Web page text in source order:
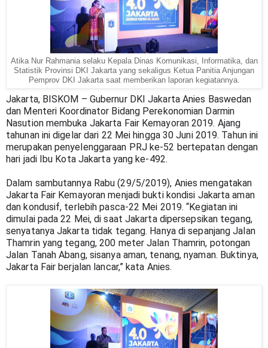
Atika Nur Rahmania selaku Kepala Dinas Komunikasi, Informatika, dan
Statistik Provinsi DKI Jakarta yang sekaligus Ketua Panitia Anjungan
Pemprov DKI Jakarta saat memberikan laporan kegiatannya.
Jakarta, BISKOM – Gubernur DKI Jakarta Anies Baswedan
dan Menteri Koordinator Bidang Perekonomian Darmin
Nasution membuka Jakarta Fair Kemayoran 2019. Ajang
tahunan ini digelar dari 22 Mei hingga 30 Juni 2019. Tahun ini
merupakan penyelenggaraan PRJ ke-52 bertepatan dengan
hari jadi Ibu Kota Jakarta yang ke-492.
Dalam sambutannya Rabu (29/5/2019), Anies mengatakan
Jakarta Fair Kemayoran menjadi bukti kondisi Jakarta aman
dan kondusif, terlebih pasca-22 Mei 2019. “Kegiatan ini
dimulai pada 22 Mei, di saat Jakarta dipersepsikan tegang,
senyatanya Jakarta tidak tegang. Hanya di sepanjang Jalan
Thamrin yang tegang, 200 meter Jalan Thamrin, potongan
Jalan Tanah Abang, sisanya aman, tenang, nyaman. Buktinya,
Jakarta Fair berjalan lancar,” kata Anies.